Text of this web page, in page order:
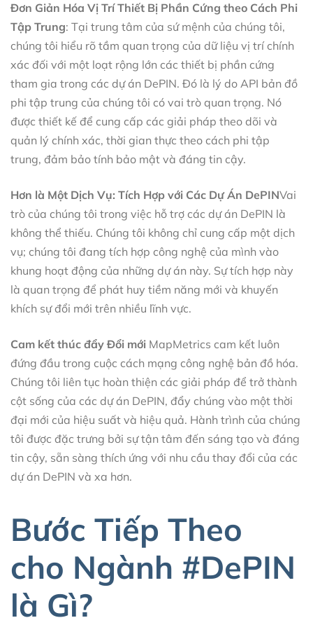
Đơn Giản Hóa Vị Trí Thiết Bị Phần Cứng theo Cách Phi
Tập Trung: Tại trung tâm của sứ mệnh của chúng tôi,
chúng tôi hiểu rõ tầm quan trọng của dữ liệu vị trí chính
xác đối với một loạt rộng lớn các thiết bị phần cứng
tham gia trong các dự án DePIN. Đó là lý do API bản đồ
phi tập trung của chúng tôi có vai trò quan trọng. Nó
được thiết kế để cung cấp các giải pháp theo dõi và
quản lý chính xác, thời gian thực theo cách phi tập
trung, đảm bảo tính bảo mật và đáng tin cậy.
Hơn là Một Dịch Vụ: Tích Hợp với Các Dự Án DePINVai
trò của chúng tôi trong việc hỗ trợ các dự án DePIN là
không thể thiếu. Chúng tôi không chỉ cung cấp một dịch
vụ; chúng tôi đang tích hợp công nghệ của mình vào
khung hoạt động của những dự án này. Sự tích hợp này
là quan trọng để phát huy tiềm năng mới và khuyến
khích sự đổi mới trên nhiều lĩnh vực.
Cam kết thúc đẩy Đổi mới MapMetrics cam kết luôn
đứng đầu trong cuộc cách mạng công nghệ bản đồ hóa.
Chúng tôi liên tục hoàn thiện các giải pháp để trở thành
cột sống của các dự án DePIN, đẩy chúng vào một thời
đại mới của hiệu suất và hiệu quả. Hành trình của chúng
tôi được đặc trưng bởi sự tận tâm đến sáng tạo và đáng
tin cậy, sẵn sàng thích ứng với nhu cầu thay đổi của các
dự án DePIN và xa hơn.
Bước Tiếp Theo
cho Ngành #DePIN
là Gì?